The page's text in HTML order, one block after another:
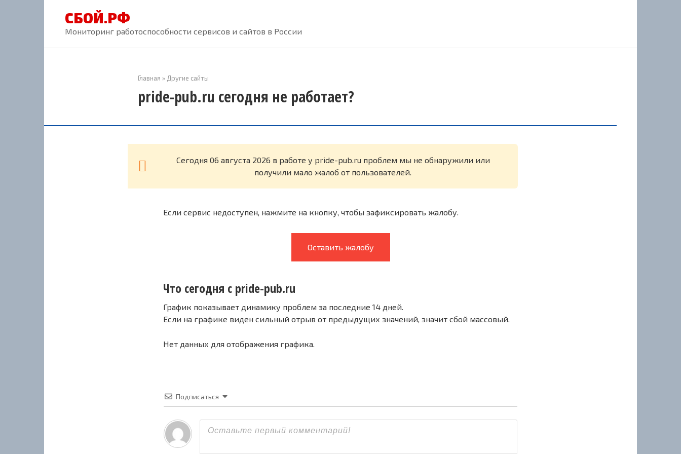
СБОЙ.РФ
Мониторинг работоспособности сервисов и сайтов в России
Главная » Другие сайты
pride-pub.ru сегодня не работает?
Cегодня 06 августа 2026 в работе у pride-pub.ru проблем мы не обнаружили или
получили мало жалоб от пользователей.
Если сервис недоступен, нажмите на кнопку, чтобы зафиксировать жалобу.
Оставить жалобу
Что сегодня с pride-pub.ru
График показывает динамику проблем за последние 14 дней.
Если на графике виден сильный отрыв от предыдущих значений, значит сбой массовый.
Нет данных для отображения графика.
Подписаться